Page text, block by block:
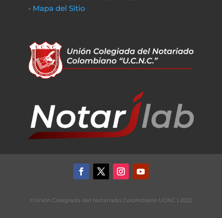
• Mapa del Sitio
©Unión Colegiada del Notariado Colombiano UCNC | 2022